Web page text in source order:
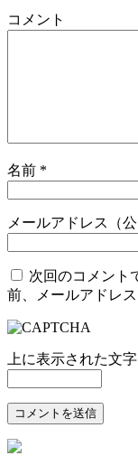
コメント
名前 *
メールアドレス（
次回のコメント
前、メールアドレ
上に表示された文